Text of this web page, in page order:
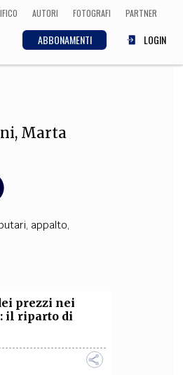
AUTORI FOTOGRAFI PARTNER
ABBONAMENTI LOGIN
Matematica, Fisica,
Biologia, Cifrematica,
, Marta
, appalto,
prezzi nei
il riparto di